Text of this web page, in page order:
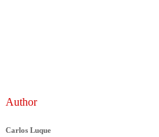
Author
Carlos Luque